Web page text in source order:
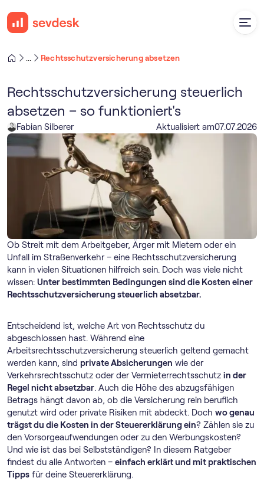
Rechtsschutzversicherung absetzen
Rechtsschutzversicherung steuerlich
absetzen – so funktioniert's
Fabian Silberer Aktualisiert am07.07.2026
Ob Streit mit dem Arbeitgeber, Ärger mit Mietern oder ein
Unfall im Straßenverkehr – eine Rechtsschutzversicherung
kann in vielen Situationen hilfreich sein. Doch was viele nicht
wissen: Unter bestimmten Bedingungen sind die Kosten einer
Rechtsschutzversicherung steuerlich absetzbar.
Entscheidend ist, welche Art von Rechtsschutz du
abgeschlossen hast. Während eine
Arbeitsrechtsschutzversicherung steuerlich geltend gemacht
werden kann, sind private Absicherungen wie der
Verkehrsrechtsschutz oder der Vermieterrechtsschutz in der
Regel nicht absetzbar. Auch die Höhe des abzugsfähigen
Betrags hängt davon ab, ob die Versicherung rein beruflich
genutzt wird oder private Risiken mit abdeckt. Doch wo genau
trägst du die Kosten in der Steuererklärung ein? Zählen sie zu
den Vorsorgeaufwendungen oder zu den Werbungskosten?
Und wie ist das bei Selbstständigen? In diesem Ratgeber
findest du alle Antworten – einfach erklärt und mit praktischen
Tipps für deine Steuererklärung.